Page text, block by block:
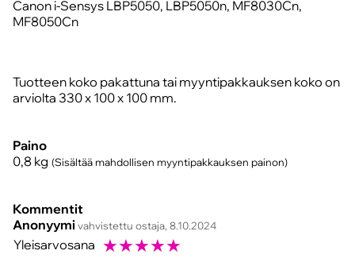
Canon i-Sensys LBP5050, LBP5050n, MF8030Cn,
MF8050Cn
Tuotteen koko pakattuna tai myyntipakkauksen koko on
arviolta 330 x 100 x 100 mm.
Paino
0,8 kg (Sisältää mahdollisen myyntipakkauksen painon)
Kommentit
Anonyymivahvistettu ostaja, 8.10.2024
Yleisarvosana ☆☆☆☆☆